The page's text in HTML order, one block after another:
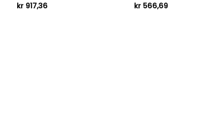
kr917,36 kr566,69